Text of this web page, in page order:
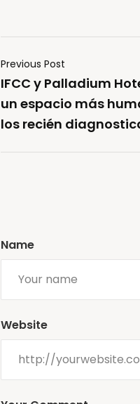
Previous Post
IFCC y Palladium
un espacio más
los recién
Name
Website